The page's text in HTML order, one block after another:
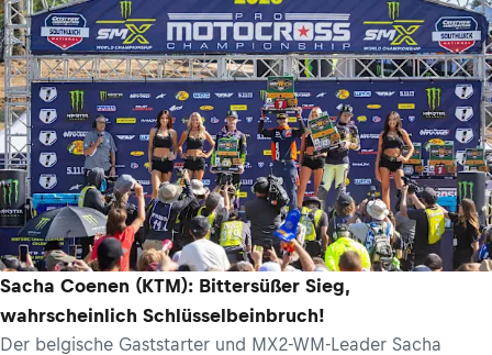
Sacha Coenen (KTM): Bittersüßer Sieg,
wahrscheinlich Schlüsselbeinbruch!
Der belgische Gaststarter und MX2-WM-Leader Sacha